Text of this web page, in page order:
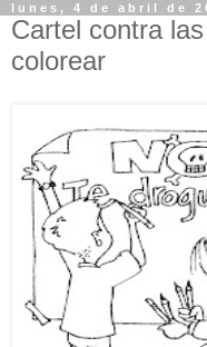
lunes, 4 de abril de
Cartel contra
colorear